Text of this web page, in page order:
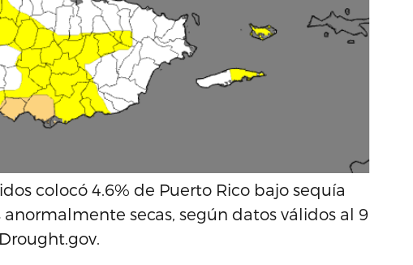
colocó 4.6% de Puerto Rico bajo sequía
secas, según datos válidos al 9